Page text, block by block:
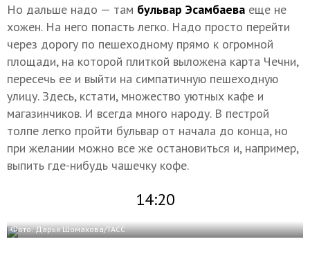
Но дальше надо — там бульвар Эсамбаева еще не
хожен. На него попасть легко. Надо просто перейти
через дорогу по пешеходному прямо к огромной
площади, на которой плиткой выложена карта Чечни,
пересечь ее и выйти на симпатичную пешеходную
улицу. Здесь, кстати, множество уютных кафе и
магазинчиков. И всегда много народу. В пестрой
толпе легко пройти бульвар от начала до конца, но
при желании можно все же остановиться и, например,
выпить где-нибудь чашечку кофе.
14:20
Фото: Дарья Шомахова/ТАСС